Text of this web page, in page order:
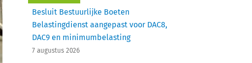
Besluit Bestuurlijke Boeten
Belastingdienst aangepast voor DAC8,
DAC9 en minimumbelasting
7 augustus 2026